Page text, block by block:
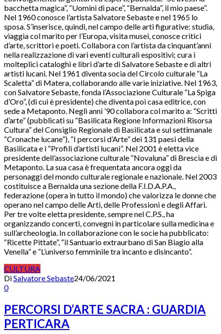
bacchetta magica”, “Uomini di pace”, “Bernalda”, il mio paese”.
Nel 1960 conosce l’artista Salvatore Sebaste e nel 1965 lo
sposa. S’inserisce, quindi, nel campo delle arti figurative: studia,
viaggia col marito per l’Europa, visita musei, conosce critici
d’arte, scrittori e poeti. Collabora con l’artista da cinquant’anni
nella realizzazione di vari eventi culturali espositivi; cura i
molteplici cataloghi e libri d’arte di Salvatore Sebaste e di altri
artisti lucani. Nel 1961 diventa socia del Circolo culturale “La
Scaletta” di Matera, collaborando alle varie iniziative. Nel 1963,
con Salvatore Sebaste, fonda l’Associazione Culturale “La Spiga
d’Oro”, (di cui è presidente) che diventa poi casa editrice, con
sede a Metaponto. Negli anni ’90 collabora col marito a: “Scritti
d’arte” (pubblicati su “Basilicata Regione Informazioni Risorsa
Cultura” del Consiglio Regionale di Basilicata e sul settimanale
“Cronache lucane”), “I percorsi d’Arte” dei 131 paesi della
Basilicata e i “Profili d’artisti lucani”. Nel 2001 è eletta vice
presidente dell’associazione culturale “Novaluna” di Brescia e di
Metaponto. La sua casa è frequentata ancora oggi da
personaggi del mondo culturale regionale e nazionale. Nel 2003
costituisce a Bernalda una sezione della F.I.D.A.P.A.,
federazione (opera in tutto il mondo) che valorizza le donne che
operano nel campo delle Arti, delle Professioni e degli Affari.
Per tre volte eletta presidente, sempre nel C.P.S., ha
organizzando concerti, convegni in particolare sulla medicina e
sull’archeologia. In collaborazione con le socie ha pubblicato:
“Ricette Pittate”, “il Santuario extraurbano di San Biagio alla
Venella” e “L’universo femminile tra incanto e disincanto”.
CULTURA
DiSalvatore Sebaste24/06/2021
0
PERCORSI D’ARTE SACRA : GUARDIA
PERTICARA